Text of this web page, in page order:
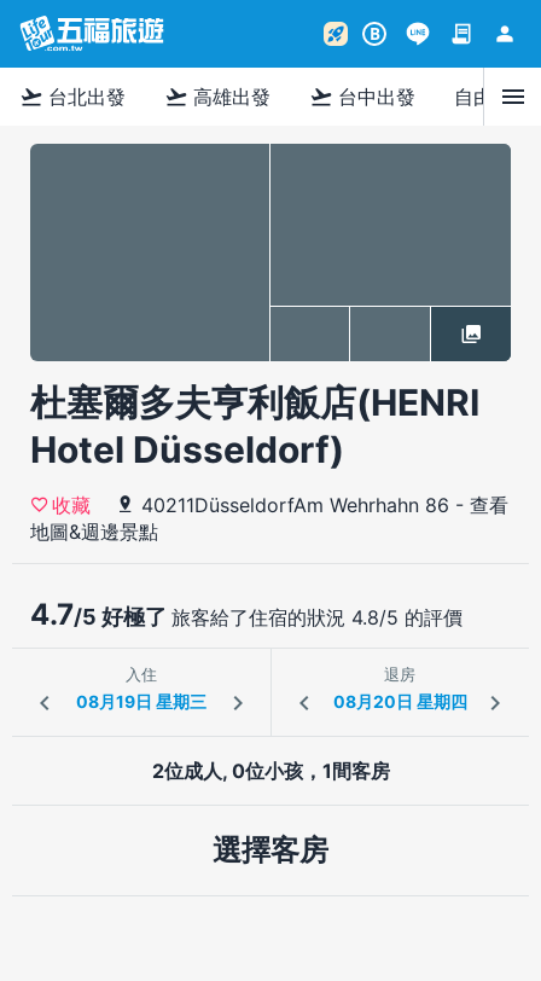
rocket_launch B contract person
flight_takeoff 台北出發 flight_takeoff 高雄出發 flight_takeoff 台中出發 自由行menu
杜塞爾多夫亨利飯店(HENRI
Hotel Düsseldorf)
收藏 40211DüsseldorfAm Wehrhahn 86 - 查看
地圖&週邊景點
4.7/5 好極了 旅客給了住宿的狀況 4.8/5 的評價
入住 退房
2位成人, 0位小孩，1間客房
選擇客房